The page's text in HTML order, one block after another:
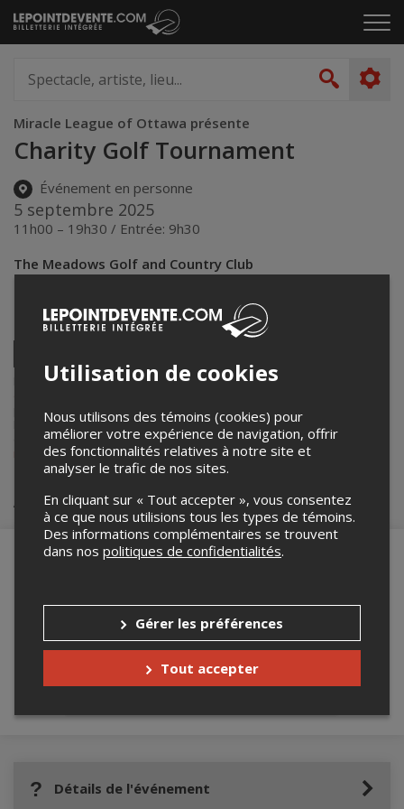
Passer
au
le
artiste,
lieu...
Miracle League of Ottawa présente
Charity Golf Tournament
Événement en personne
5 septembre 2025
11h00 – 19h30 / Entrée: 9h30
The Meadows Golf and Country Club
4335 Hawthorne Road,Ottawa,ON,Canada
Partagez cet événement
Facebook LinkedinEnvoyer
par
Lepointdevente.com agit à titre de mandataire pour
pour ses événements.
Pour plus d’information à propos de cet événement, veuillez
contacter l’organisateur de l’événement, Miracle League of Ottawa
miracleleagueottawa@gmail.com.
Achat de billets
Merci de confirmer que vous n'êtes pas un
robot ci-bas.
Détails de l'événement
Utilisation de cookies
Nous utilisons des témoins (cookies) pour
améliorer votre expérience de navigation, offrir
des fonctionnalités relatives à notre site et
analyser le trafic de nos sites.
En cliquant sur « Tout accepter », vous consentez
à ce que nous utilisions tous les types de témoins.
Des informations complémentaires se trouvent
dans nos politiques de confidentialités.
Gérer les préférences
Tout accepter